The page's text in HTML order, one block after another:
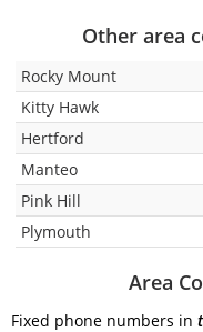
Other area
Rocky Mount
Kitty Hawk
Hertford
Manteo
Pink Hill
Plymouth
Area
Fixed phone numbers in